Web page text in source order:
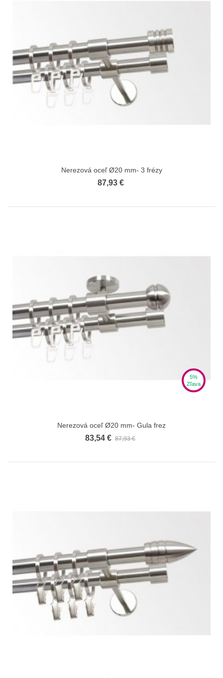
Nerezová oceľ Ø20 mm- 3 frézy
87,93 €
5%
Zľava
Nerezová oceľ Ø20 mm- Gula frez
83,54 € 87,93 €